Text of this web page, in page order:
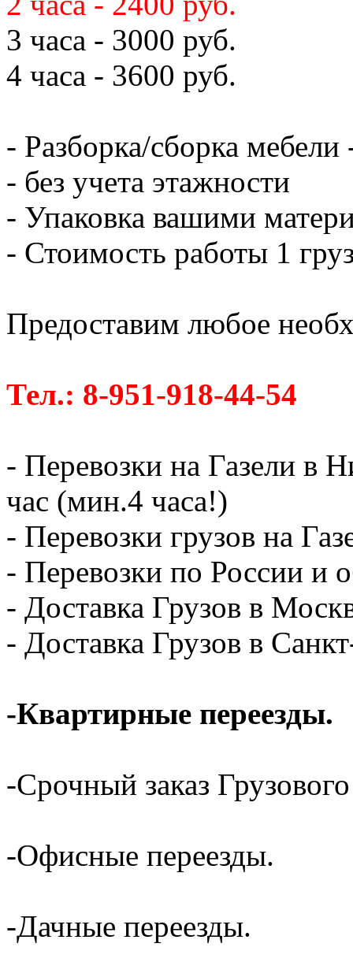
3 часа - 3000 руб.
4 часа - 3600 руб.
- Разборка/сборка мебели
- без учета этажности
- Упаковка вашими
- Стоимость работы 1
Предоставим любое
Тел.: 8-951-918-44-54
- Перевозки на Газели в
час (мин.4 часа!)
- Перевозки грузов на
- Перевозки по России и
- Доставка Грузов в
- Доставка Грузов в
-Квартирные переезды.
-Срочный заказ
-Офисные переезды.
-Дачные переезды.